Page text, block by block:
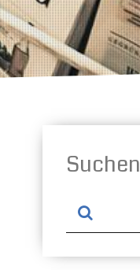
Suchen